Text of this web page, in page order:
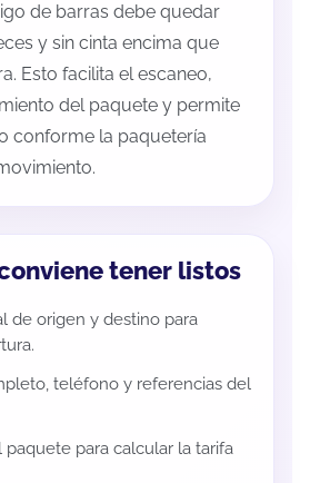
de barras debe quedar
y sin cinta encima que
Esto facilita el escaneo,
del paquete y permite
conforme la paquetería
tener listos
de origen y destino para
teléfono y referencias del
paquete para calcular la tarifa